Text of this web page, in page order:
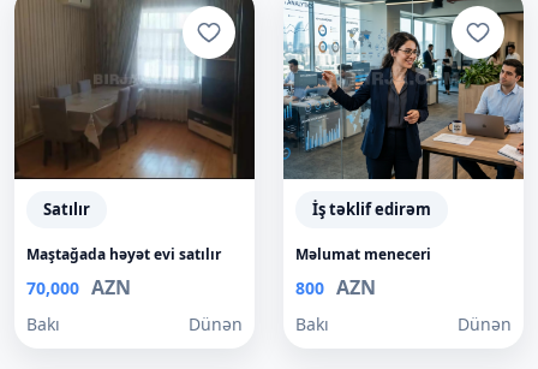
Satılır
Maştağada həyət evi satılır
70,000 AZN
Bakı Dünən
İş təklif edirəm
Məlumat meneceri
800 AZN
Bakı Dünən